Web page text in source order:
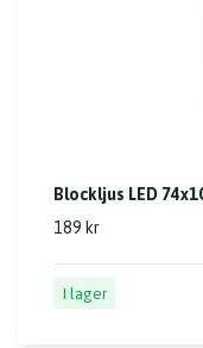
Blockljus LED
189 kr
I lager